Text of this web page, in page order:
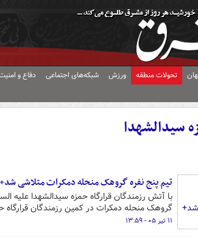
تحولات منطقه ورزش شبکه‌های اجتماعی دفاع و
سیدالشهدا
تیم پنج نفره گروهک منحله دمکرات متلاشی
با آتش رزمندگان قرارگاه حمزه سیدالشهدا علیه
گروهک منحله دمکرات در کمین رزمندگان
۱۱ تیر ۰۵ - ۱۳:۵۹